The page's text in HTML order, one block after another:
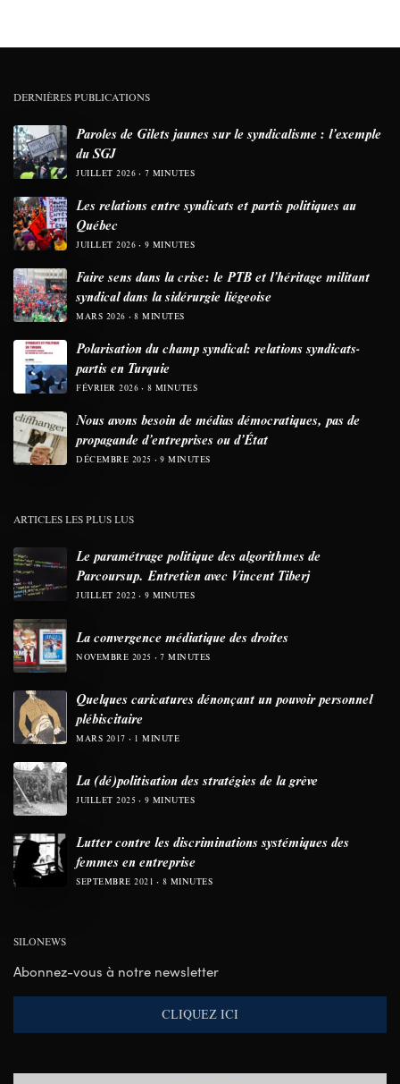
DERNIÈRES PUBLICATIONS
Paroles de Gilets jaunes sur le syndicalisme : l’exemple
du SGJ
JUILLET 2026 7 MINUTES
Les relations entre syndicats et partis politiques au
Québec
JUILLET 2026 9 MINUTES
Faire sens dans la crise: le PTB et l’héritage militant
syndical dans la sidérurgie liégeoise
MARS 2026 8 MINUTES
Polarisation du champ syndical: relations syndicats-
partis en Turquie
FÉVRIER 2026 8 MINUTES
Nous avons besoin de médias démocratiques, pas de
propagande d’entreprises ou d’État
DÉCEMBRE 2025 9 MINUTES
ARTICLES LES PLUS LUS
Le paramétrage politique des algorithmes de
Parcoursup. Entretien avec Vincent Tiberj
JUILLET 2022 9 MINUTES
La convergence médiatique des droites
NOVEMBRE 2025 7 MINUTES
Quelques caricatures dénonçant un pouvoir personnel
plébiscitaire
MARS 2017 1 MINUTE
La (dé)politisation des stratégies de la grève
JUILLET 2025 9 MINUTES
Lutter contre les discriminations systémiques des
femmes en entreprise
SEPTEMBRE 2021 8 MINUTES
SILONEWS
Abonnez-vous à notre newsletter
CLIQUEZ ICI